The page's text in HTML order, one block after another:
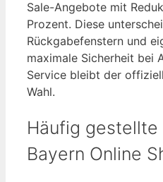
Sale-Angebote mit
Prozent. Diese
Rückgabefenstern und
maximale Sicherheit bei
Service bleibt der
Wahl.
Häufig gestellte
Bayern Online